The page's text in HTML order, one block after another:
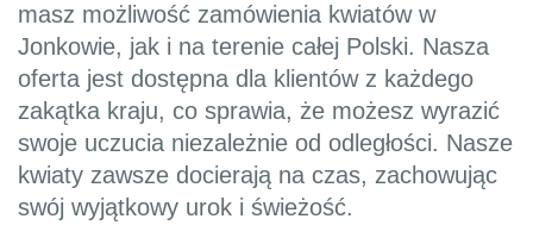
masz możliwość zamówienia kwiatów w
Jonkowie, jak i na terenie całej Polski. Nasza
oferta jest dostępna dla klientów z każdego
zakątka kraju, co sprawia, że możesz wyrazić
swoje uczucia niezależnie od odległości. Nasze
kwiaty zawsze docierają na czas, zachowując
swój wyjątkowy urok i świeżość.